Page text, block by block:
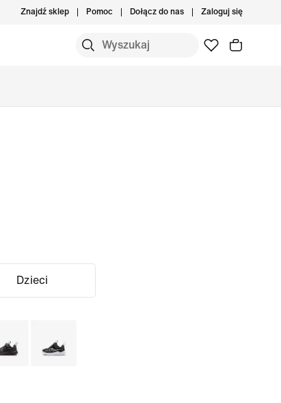
Znajdź sklep Pomoc Dołącz do nas Zaloguj się
Dzieci